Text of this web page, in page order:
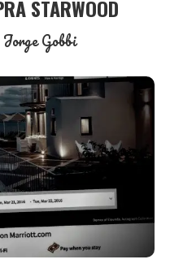
STARWOOD
Jorge Gobbi